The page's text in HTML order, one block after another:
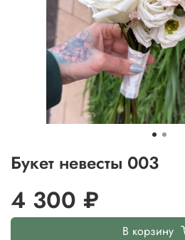
Букет невесты 003
4 300 ₽
В корзину